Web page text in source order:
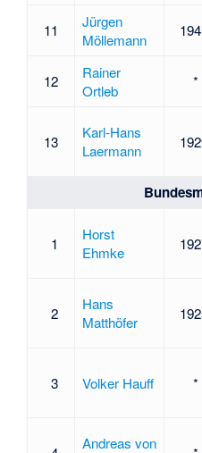
11
Jürgen
Möllemann
12
Rainer
Ortleb
*
13
Karl-Hans
Laermann
1
Horst
Ehmke
2
Hans
Matthöfer
3 Volker Hauff *
Andreas von